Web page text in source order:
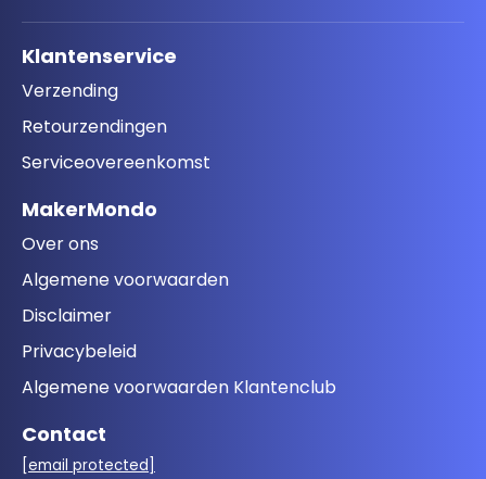
Klantenservice
Verzending
Retourzendingen
Serviceovereenkomst
MakerMondo
Over ons
Algemene voorwaarden
Disclaimer
Privacybeleid
Algemene voorwaarden Klantenclub
Contact
[email protected]